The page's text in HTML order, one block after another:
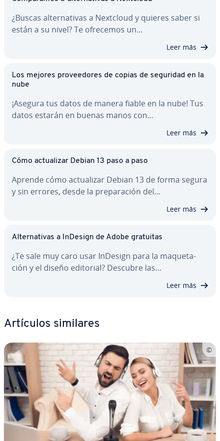
¿Buscas al­te­r­na­ti­vas a Nextcloud y quieres saber si
están a su nivel? Te ofrecemos un…
Leer más
Los mejores pro­vee­do­res de copias de seguridad en la
nube
¡Asegura tus datos de manera fiable en la nube! Tus
datos estarán en buenas manos con…
Leer más
Cómo ac­tua­li­zar Debian 13 paso a paso
Aprende cómo ac­tua­li­zar Debian 13 de forma segura
y sin errores, desde la pre­pa­ra­ción del…
Leer más
Al­te­r­na­ti­vas a InDesign de Adobe gratuitas
¿Te sale muy caro usar InDesign para la ma­que­ta­
ción y el diseño editorial? Descubre las…
Leer más
Artículos similares